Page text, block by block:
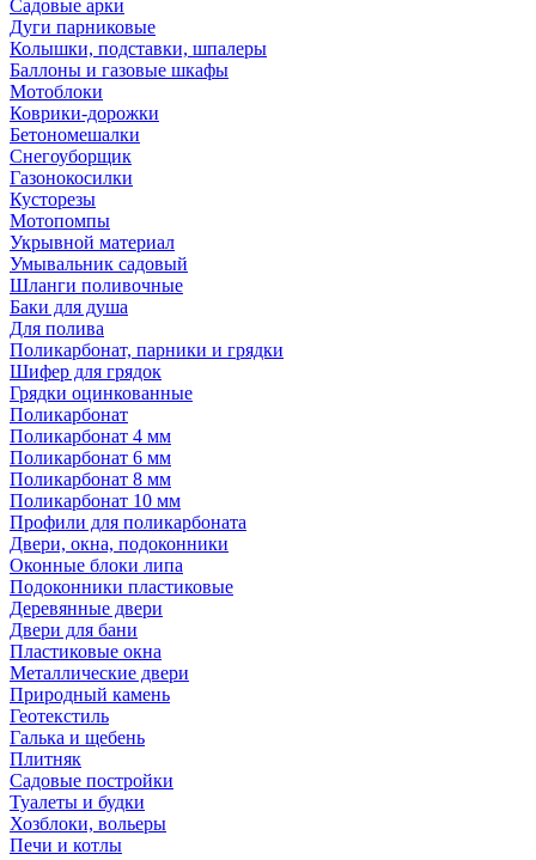
Садовые арки
Дуги парниковые
Колышки, подставки, шпалеры
Баллоны и газовые шкафы
Мотоблоки
Коврики-дорожки
Бетономешалки
Снегоуборщик
Газонокосилки
Кусторезы
Мотопомпы
Укрывной материал
Умывальник садовый
Шланги поливочные
Баки для душа
Для полива
Поликарбонат, парники и грядки
Шифер для грядок
Грядки оцинкованные
Поликарбонат
Поликарбонат 4 мм
Поликарбонат 6 мм
Поликарбонат 8 мм
Поликарбонат 10 мм
Профили для поликарбоната
Двери, окна, подоконники
Оконные блоки липа
Подоконники пластиковые
Деревянные двери
Двери для бани
Пластиковые окна
Металлические двери
Природный камень
Геотекстиль
Галька и щебень
Плитняк
Садовые постройки
Туалеты и будки
Хозблоки, вольеры
Печи и котлы